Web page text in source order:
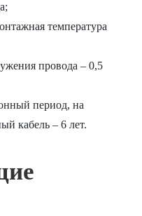
температура
провода – 0,5
период, на
кабель – 6 лет.